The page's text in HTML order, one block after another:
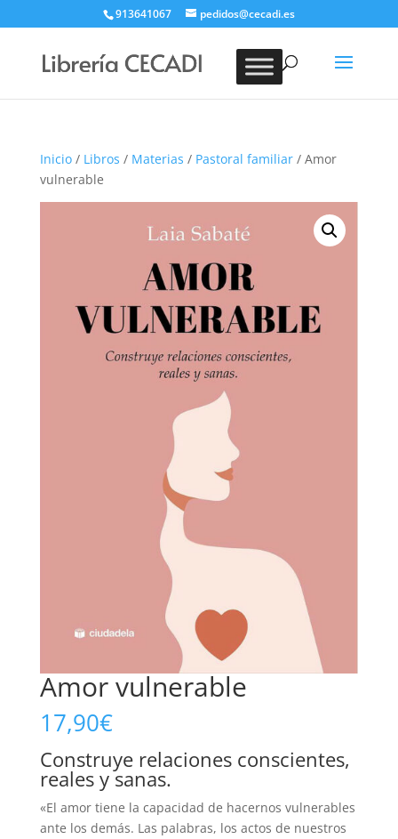
913641067 pedidos@cecadi.es
BUSCAR
Inicio/ Libros / Materias / Pastoral familiar/ Amor
vulnerable
Amor vulnerable
17,90€
Construye relaciones conscientes,
reales y sanas.
«El amor tiene la capacidad de hacernos vulnerables
ante los demás. Las palabras, los actos de nuestros